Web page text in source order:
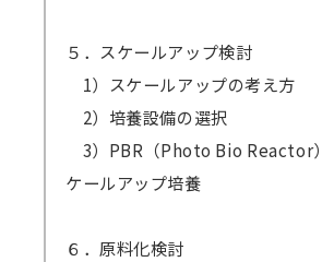
５．スケールアップ検討
1）スケールアップの考え方
2）培養設備の選択
3）PBR（Photo Bio Reactor
ケールアップ培養
６．原料化検討